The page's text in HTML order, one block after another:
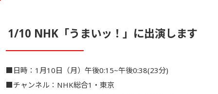
1/10 NHK「うまいッ！」に出演します
■日時：1月10日（月）午後0:15~午後0:38(23分)
■チャンネル：NHK総合1・東京